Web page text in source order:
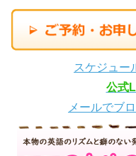
スケジュー
公式
メールでブ